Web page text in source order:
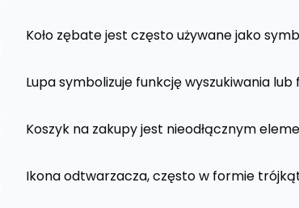
Koło zębate jest często używane jako
Lupa symbolizuje funkcję wyszukiwania lub
Koszyk na zakupy jest nieodłącznym
Ikona odtwarzacza, często w formie